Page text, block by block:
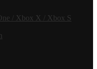
/ Xbox X / Xbox S